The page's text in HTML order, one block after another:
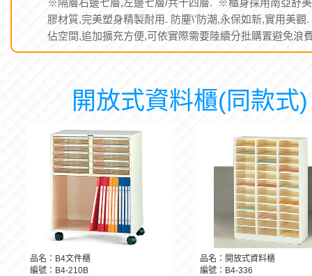
※隔層右邊七層,左邊七層/共十四層. ※櫃身採用南亞舒
膠材質,完美塑身精製耐用. 防塵\'防潮,永保如新,實用美觀.
佔空間,追加擴充方便,可依實際需要陸續分批購置避免浪
開放式資料櫃(同款式)
品名：B4文件櫃
編號：B4-210B
品名：開放式資料櫃
編號：B4-336